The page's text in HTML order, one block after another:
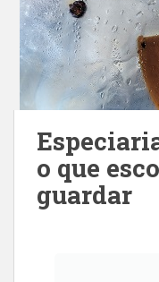
o que
guardar